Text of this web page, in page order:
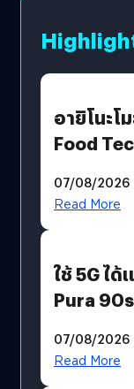
อายิโนะโ
Food
บริโภคและ
07/08/2026
Read More
ใช้ 5G ไ
Pura
07/08/2026
Read More